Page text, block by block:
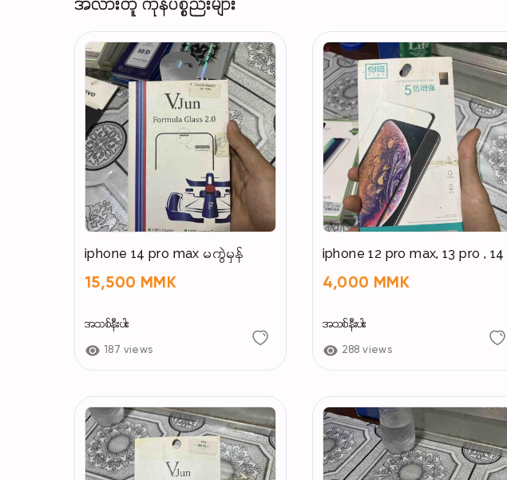
အလားတူ ကုန်ပစ္စည်းများ
iphone 14 pro max မကွဲမှန်
15,500 MMK
အသစ်နီးပါး
187 views
iphone 12 pro max, 13 pro , 14
4,000 MMK
အသစ်နီးပါး
288 views